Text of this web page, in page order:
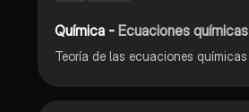
Química -Ecuaciones químicas